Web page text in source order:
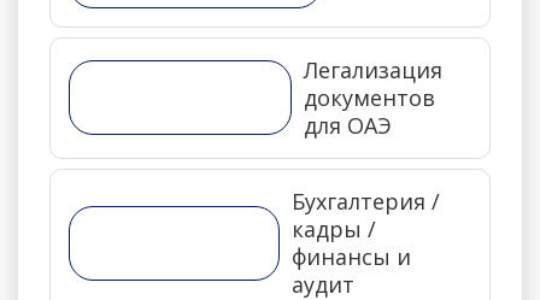
Легализация
документов
для ОАЭ
Бухгалтерия /
кадры /
финансы и
аудит